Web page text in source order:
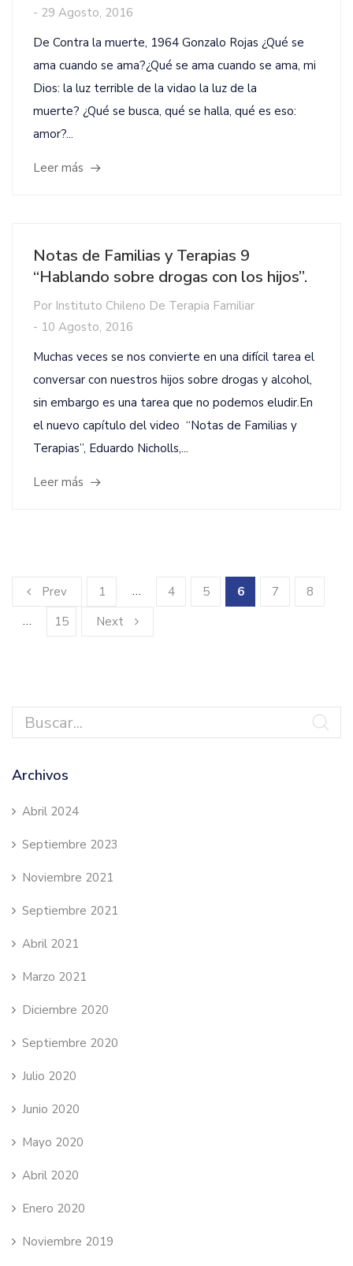
- 29 Agosto, 2016
De Contra la muerte, 1964 Gonzalo Rojas ¿Qué se
ama cuando se ama?¿Qué se ama cuando se ama, mi
Dios: la luz terrible de la vidao la luz de la
muerte? ¿Qué se busca, qué se halla, qué es eso:
amor?...
Leer más
Notas de Familias y Terapias 9
“Hablando sobre drogas con los hijos”.
Por Instituto Chileno De Terapia Familiar
- 10 Agosto, 2016
Muchas veces se nos convierte en una difícil tarea el
conversar con nuestros hijos sobre drogas y alcohol,
sin embargo es una tarea que no podemos eludir.En
el nuevo capítulo del video “Notas de Familias y
Terapias”, Eduardo Nicholls,...
Leer más
Prev 1 … 4 5 6 7
8
…
15 Next
Archivos
Abril 2024
Septiembre 2023
Noviembre 2021
Septiembre 2021
Abril 2021
Marzo 2021
Diciembre 2020
Septiembre 2020
Julio 2020
Junio 2020
Mayo 2020
Abril 2020
Enero 2020
Noviembre 2019